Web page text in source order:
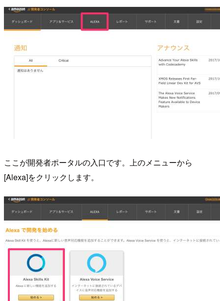
ここが開発者ポータルの入口です。上のメニューから
[Alexa]をクリックします。